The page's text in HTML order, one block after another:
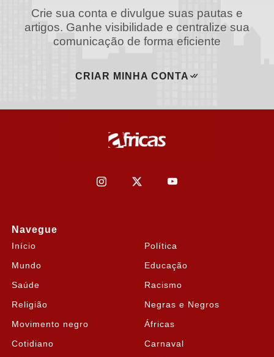
Crie sua conta e divulgue suas pautas e
artigos. Ganhe visibilidade e centralize sua
comunicação de forma eficiente
CRIAR MINHA CONTA
Navegue
Início Política
Mundo Educação
Saúde Racismo
Religião Negras e Negros
Movimento negro Áfricas
Cotidiano Carnaval
Termos de Uso e Privacidade
Esse site utiliza cookies para melhorar sua experiência
que você concorda com nossos Termos de Uso e